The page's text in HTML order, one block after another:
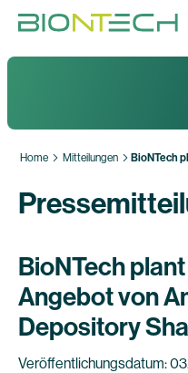
Home Mitteilungen BioNTech
BioNTech
Angebot von
Depository
Veröffentlichungsdatum: